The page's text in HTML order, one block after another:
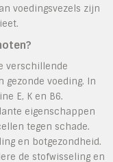
voedingsvezels zijn
verschillende
voeding. In
E, K en B6.
eigenschappen
tegen schade.
en botgezondheid.
de stofwisseling en